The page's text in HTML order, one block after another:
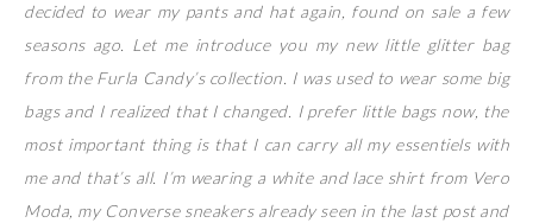
decided to wear my pants and hat again, found on sale a few
seasons ago. Let me introduce you my new little glitter bag
from the Furla Candy’s collection. I was used to wear some big
bags and I realized that I changed. I prefer little bags now, the
most important thing is that I can carry all my essentiels with
me and that’s all. I’m wearing a white and lace shirt from Vero
Moda, my Converse sneakers already seen in the last post and